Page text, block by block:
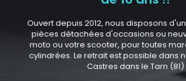
Ouvert depuis 2012, nous disposons
pièces détachées d'occasions ou
moto ou votre scooter, pour toutes
cylindrées. Le retrait est possible dans
Castres dans le Tarn (81)